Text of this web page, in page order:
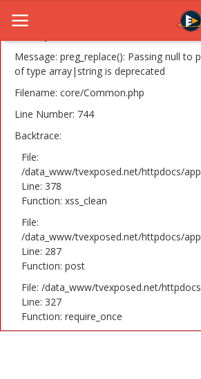
A PHP Error was encountered
Message: preg_replace(): Passing null to
of type array|string is deprecated
Filename: core/Common.php
Line Number: 744
Backtrace:
File:
/data_www/tvexposed.net/httpdocs/
Line: 378
Function: xss_clean
File:
/data_www/tvexposed.net/httpdocs/
Line: 287
Function: post
File: /data_www/tvexposed.net/
Line: 327
Function: require_once
Home
TV Serije
Filmovi
Glumci
Contact
Register